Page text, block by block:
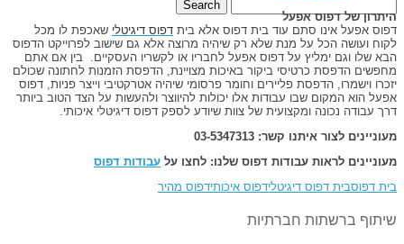
היתרון של דפוס אפעל
דפוס אפעל אינו סתם עוד בית דפוס אלא בית דפוס דיגיטלי שאכפת לו מכל
לקוח ועושה הכל על מנת שלא רק שיהיה מרוצה אלא גם שישוב לפרוייקט הדפוס
הבא שלו וגם ימליץ על דפוס אפעל לחבריו או לקשריו העסקיים. בין אם אתם
מחפשים הדפסת כרטיסי ביקור באיכות מצויינת, הדפסת הזמנות לחתונה שכולם
יזכרו וישמרו, הדפסת פליירים וחומר פרסומי שיהיה אטרקטיבי וייצר פניות, דפוס
אפעל הוא המקום שבו עבודות אלו יכולות להיווצר ולהעשות על הצד הטוב ביותר
דרך עבודה נכונה ומקצועית של צוות שיודע לספק דפוס דיגיטלי איכותי.
מעוניינים לצור איתנו קשר: 03-5347313
מעוניינים לראות עבודות דפוס שלנו: לחצו על עבודות דפוס
בית דפוסבית דפוס דיגיטלידפוס איכותידפוס מהיר
שיתוף ברשתות חברתיות